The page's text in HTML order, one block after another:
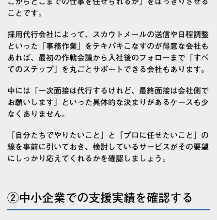
ことです。
採用代行会社によって、スカウトメールの送信や日程調整
といった「事務作業」をテキパキこなすのが得意な会社も
あれば、最初の作戦会議から入社後のフォローまで「すべ
てのステップ」を丸ごとサポートできる会社もあります。
中には「一次面接は代行するけれど、最終面接は会社側で
お願いします」といった具体的な決まりがあるケースも少
なくありません。
「自分たちでやりたいこと」と「プロに任せたいこと」の
線を事前に引いておき、検討しているサービスがその要望
にしっかり応えてくれるかを確認しましょう。
②中小企業での支援実績を確認する